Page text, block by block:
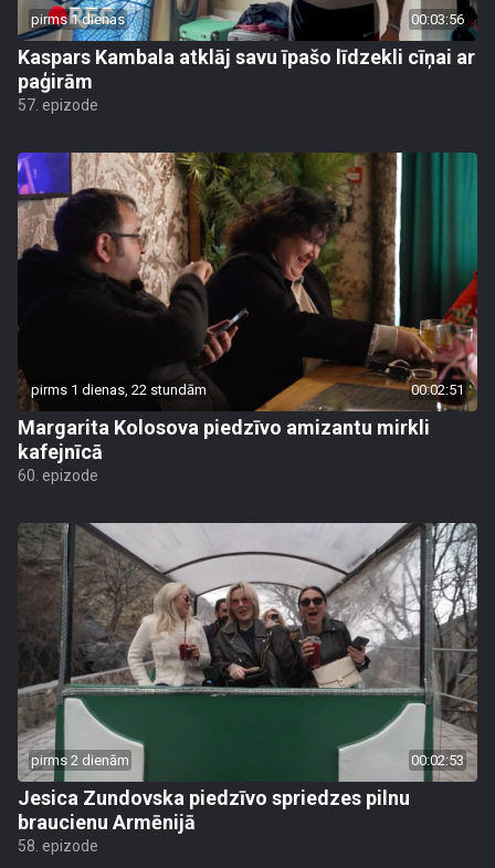
pirms 1 dienas 00:03:56
Kaspars Kambala atklāj savu īpašo līdzekli cīņai ar
paģirām
57. epizode
pirms 1 dienas, 22 stundām 00:02:51
Margarita Kolosova piedzīvo amizantu mirkli
kafejnīcā
60. epizode
pirms 2 dienām 00:02:53
Jesica Zundovska piedzīvo spriedzes pilnu
braucienu Armēnijā
58. epizode